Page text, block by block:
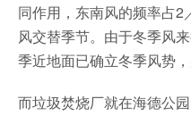
同作用，东南风的频率占
风交替季节。由于冬季风
季近地面已确立冬季风势
而垃圾焚烧厂就在海德公园